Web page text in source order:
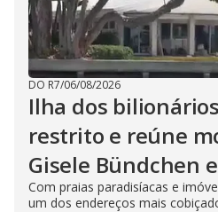
DO R7/06/08/2026
Ilha dos
restrito e reúne
Gisele Bündchen
Com praias paradisíacas e
um dos endereços mais